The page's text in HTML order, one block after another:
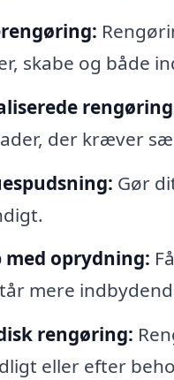
skabe og både
der kræver
Gør
oprydning:
mere
rengøring:
eller efter